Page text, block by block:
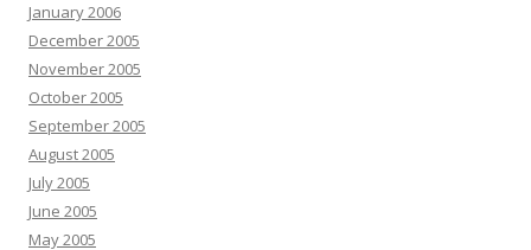
January 2006
December 2005
November 2005
October 2005
September 2005
August 2005
July 2005
June 2005
May 2005